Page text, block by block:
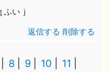
いｊ
返信する 削除する
8 9 10
11